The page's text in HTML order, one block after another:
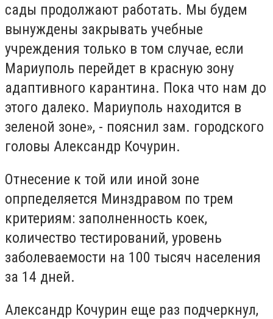
сады продолжают работать. Мы будем
вынуждены закрывать учебные
учреждения только в том случае, если
Мариуполь перейдет в красную зону
адаптивного карантина. Пока что нам до
этого далеко. Мариуполь находится в
зеленой зоне», - пояснил зам. городского
головы Александр Кочурин.
Отнесение к той или иной зоне
опрпеделяется Минздравом по трем
критериям: заполненность коек,
количество тестирований, уровень
заболеваемости на 100 тысяч населения
за 14 дней.
Александр Кочурин еще раз подчеркнул,